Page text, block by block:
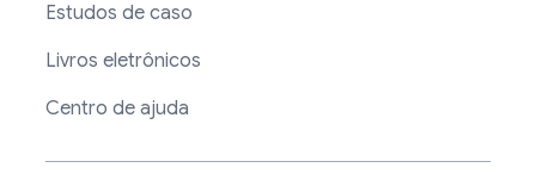
Estudos de caso
Livros eletrônicos
Centro de ajuda